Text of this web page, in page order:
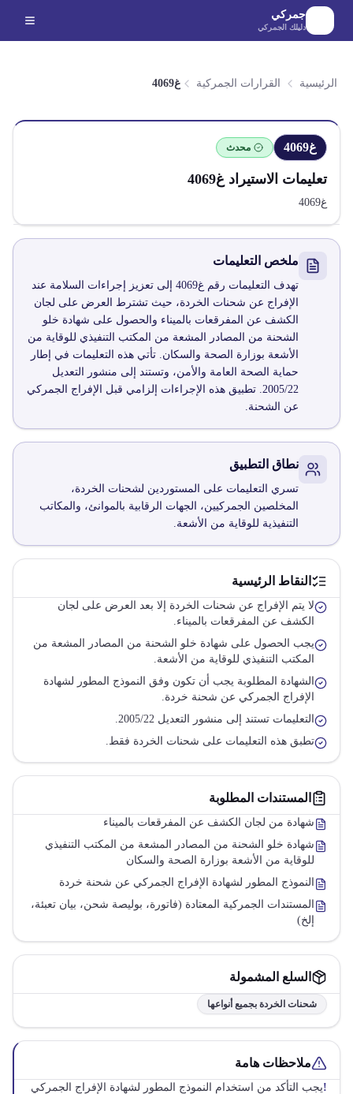
الانتقال إلى المحتوى الرئيسي
جمركي
دليلك الجمركي
الرئيسية القرارات الجمركية غ4069
غ4069 محدث
تعليمات الاستيراد غ4069
غ4069
ملخص التعليمات
تهدف التعليمات رقم غ4069 إلى تعزيز إجراءات السلامة عند
الإفراج عن شحنات الخردة، حيث تشترط العرض على لجان
الكشف عن المفرقعات بالميناء والحصول على شهادة خلو
الشحنة من المصادر المشعة من المكتب التنفيذي للوقاية من
الأشعة بوزارة الصحة والسكان. تأتي هذه التعليمات في إطار
حماية الصحة العامة والأمن، وتستند إلى منشور التعديل
2005/22. تطبيق هذه الإجراءات إلزامي قبل الإفراج الجمركي
عن الشحنة.
نطاق التطبيق
تسري التعليمات على المستوردين لشحنات الخردة،
المخلصين الجمركيين، الجهات الرقابية بالموانئ، والمكاتب
التنفيذية للوقاية من الأشعة.
النقاط الرئيسية
لا يتم الإفراج عن شحنات الخردة إلا بعد العرض على لجان
الكشف عن المفرقعات بالميناء.
يجب الحصول على شهادة خلو الشحنة من المصادر المشعة من
المكتب التنفيذي للوقاية من الأشعة.
الشهادة المطلوبة يجب أن تكون وفق النموذج المطور لشهادة
الإفراج الجمركي عن شحنة خردة.
التعليمات تستند إلى منشور التعديل 2005/22.
تطبق هذه التعليمات على شحنات الخردة فقط.
المستندات المطلوبة
شهادة من لجان الكشف عن المفرقعات بالميناء
شهادة خلو الشحنة من المصادر المشعة من المكتب التنفيذي
للوقاية من الأشعة بوزارة الصحة والسكان
النموذج المطور لشهادة الإفراج الجمركي عن شحنة خردة
المستندات الجمركية المعتادة (فاتورة، بوليصة شحن، بيان تعبئة،
إلخ)
السلع المشمولة
شحنات الخردة بجميع أنواعها
ملاحظات هامة
!يجب التأكد من استخدام النموذج المطور لشهادة الإفراج الجمركي